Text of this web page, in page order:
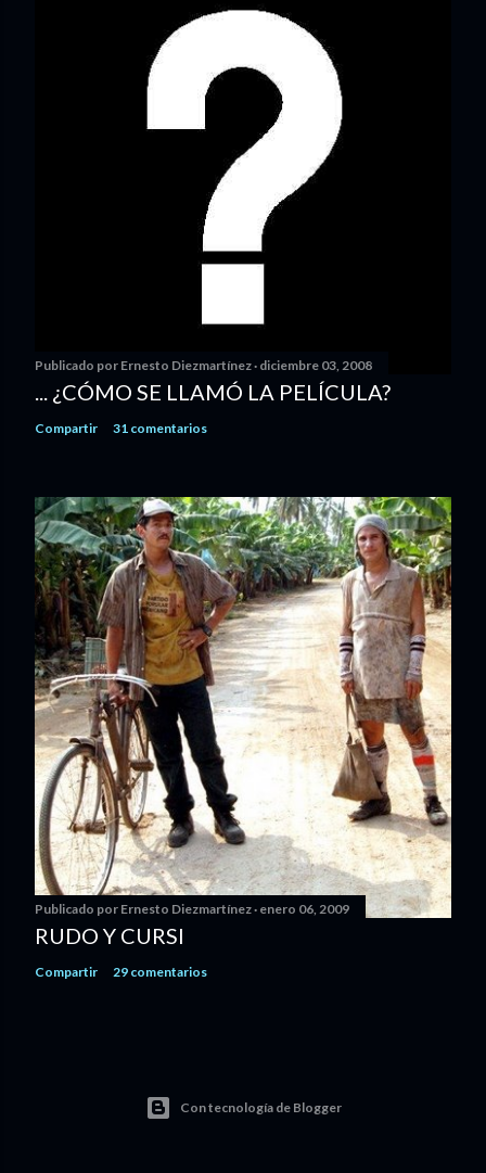
Publicado por Ernesto Diezmartínez diciembre 03, 2008
... ¿CÓMO SE LLAMÓ LA PELÍCULA?
Compartir 31 comentarios
Publicado por Ernesto Diezmartínez enero 06, 2009
RUDO Y CURSI
Compartir 29 comentarios
Con tecnología de Blogger